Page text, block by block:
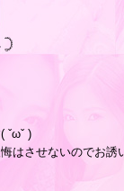
𓊇
ˇωˇ )
はさせないのでお誘